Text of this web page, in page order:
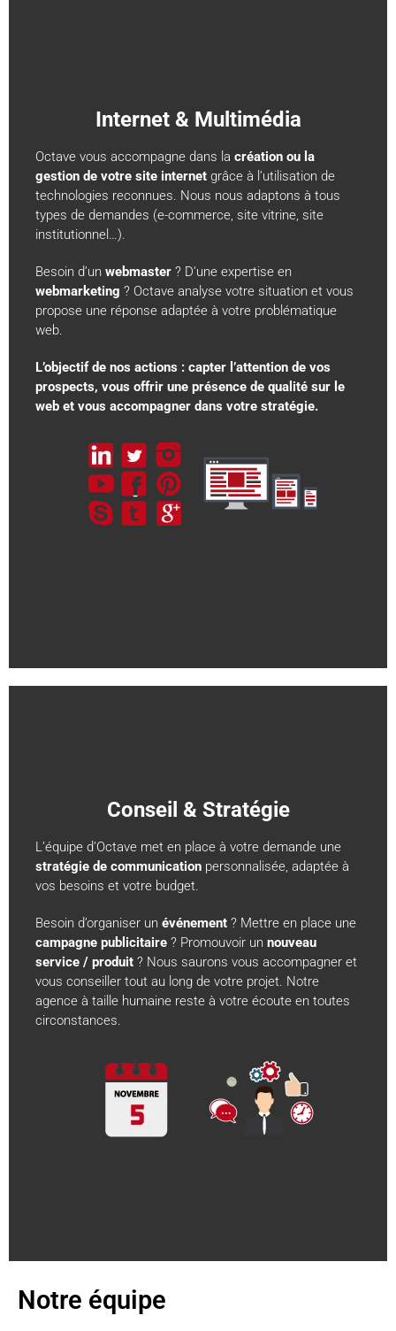
Internet & Multimédia
Octave vous accompagne dans la création ou la
gestion de votre site internet grâce à l’utilisation de
technologies reconnues. Nous nous adaptons à tous
types de demandes (e-commerce, site vitrine, site
institutionnel…).
Besoin d’un webmaster ? D’une expertise en
webmarketing ? Octave analyse votre situation et vous
propose une réponse adaptée à votre problématique
web.
L’objectif de nos actions : capter l’attention de vos
prospects, vous offrir une présence de qualité sur le
web et vous accompagner dans votre stratégie.
Référencement payant
Réseaux Sociaux
Newsletter / Emailing
Vidéos animées
Conseil & Stratégie
L’équipe d’Octave met en place à votre demande une
stratégie de communication personnalisée, adaptée à
vos besoins et votre budget.
Besoin d’organiser un événement ? Mettre en place une
campagne publicitaire ? Promouvoir un nouveau
service / produit ? Nous saurons vous accompagner et
vous conseiller tout au long de votre projet. Notre
agence à taille humaine reste à votre écoute en toutes
circonstances.
Gestion de projets
Médiaplanning
Notre équipe